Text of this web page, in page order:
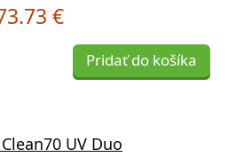
€
Pridať do košíka
UV Duo